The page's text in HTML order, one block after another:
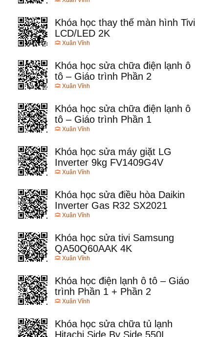
Khóa học thay thế màn hình Tivi
LCD/LED 2K
Xuân Vĩnh
Khóa học sửa chữa điện lạnh ô
tô – Giáo trình Phần 2
Xuân Vĩnh
Khóa học sửa chữa điện lạnh ô
tô – Giáo trình Phần 1
Xuân Vĩnh
Khóa học sửa máy giặt LG
Inverter 9kg FV1409G4V
Xuân Vĩnh
Khóa học sửa điều hòa Daikin
Inverter Gas R32 SX2021
Xuân Vĩnh
Khóa học sửa tivi Samsung
QA50Q60AAK 4K
Xuân Vĩnh
Khóa học điện lạnh ô tô – Giáo
trình Phần 1 + Phần 2
Xuân Vĩnh
Khóa học sửa chữa tủ lạnh
Hitachi Side By Side 550L